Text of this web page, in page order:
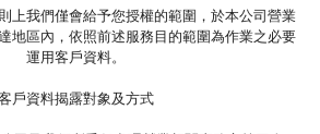
上我們僅會給予您授權的範圍，於本公司營業
地區內，依照前述服務目的範圍為作業之必要
運用客戶資料。
戶資料揭露對象及方式